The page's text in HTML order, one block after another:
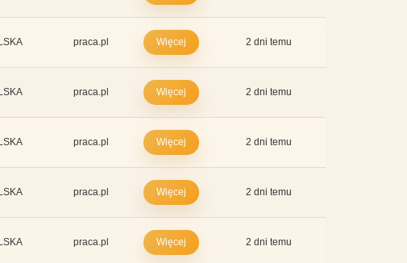
praca.pl Więcej 2 dni temu
praca.pl Więcej 2 dni temu
praca.pl Więcej 2 dni temu
praca.pl Więcej 2 dni temu
praca.pl Więcej 2 dni temu